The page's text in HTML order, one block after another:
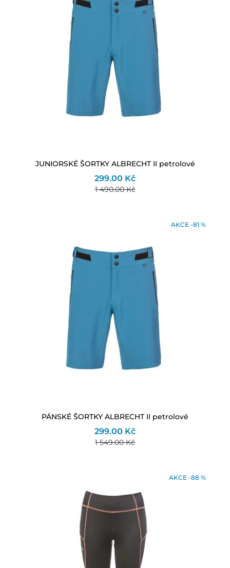
JUNIORSKÉ ŠORTKY ALBRECHT II petrolové
299.00 Kč
1 490.00 Kč
AKCE -81 %
PÁNSKÉ ŠORTKY ALBRECHT II petrolové
299.00 Kč
1 549.00 Kč
AKCE -88 %